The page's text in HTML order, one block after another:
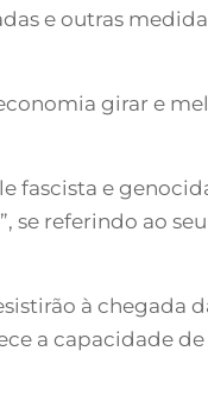
e outras
girar e
fascista e
se referindo ao
à chegada
a capacidade